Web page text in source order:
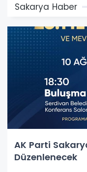
Sakarya Haber
AK Parti
Düzenlenecek